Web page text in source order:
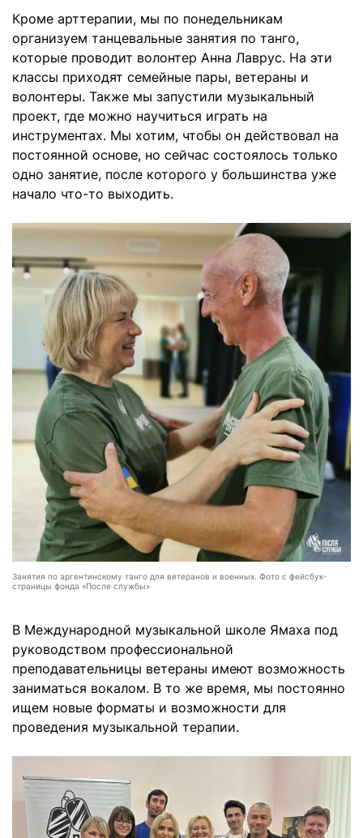
Кроме арттерапии, мы по понедельникам
организуем танцевальные занятия по танго,
которые проводит волонтер Анна Лаврус. На эти
классы приходят семейные пары, ветераны и
волонтеры. Также мы запустили музыкальный
проект, где можно научиться играть на
инструментах. Мы хотим, чтобы он действовал на
постоянной основе, но сейчас состоялось только
одно занятие, после которого у большинства уже
начало что-то выходить.
Занятия по аргентинскому танго для ветеранов и военных. Фото с фейсбук-
страницы фонда «После службы»
В Международной музыкальной школе Ямаха под
руководством профессиональной
преподавательницы ветераны имеют возможность
заниматься вокалом. В то же время, мы постоянно
ищем новые форматы и возможности для
проведения музыкальной терапии.